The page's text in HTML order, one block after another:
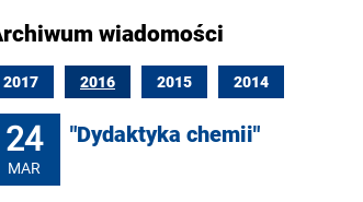
wiadomości
2017 2016 2015 2014
24
MAR
"Dydaktyka chemii"